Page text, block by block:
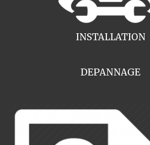
INSTALLATION
DEPANNAGE